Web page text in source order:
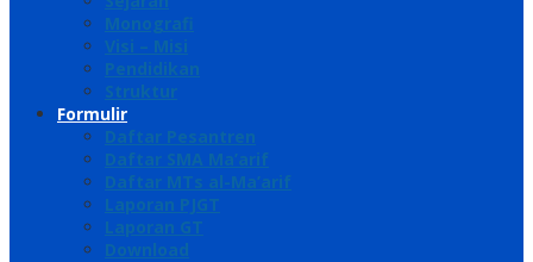
Monografi
Visi – Misi
Pendidikan
Struktur
Formulir
Daftar Pesantren
Daftar SMA Ma’arif
Daftar MTs al-Ma’arif
Laporan PJGT
Laporan GT
Download